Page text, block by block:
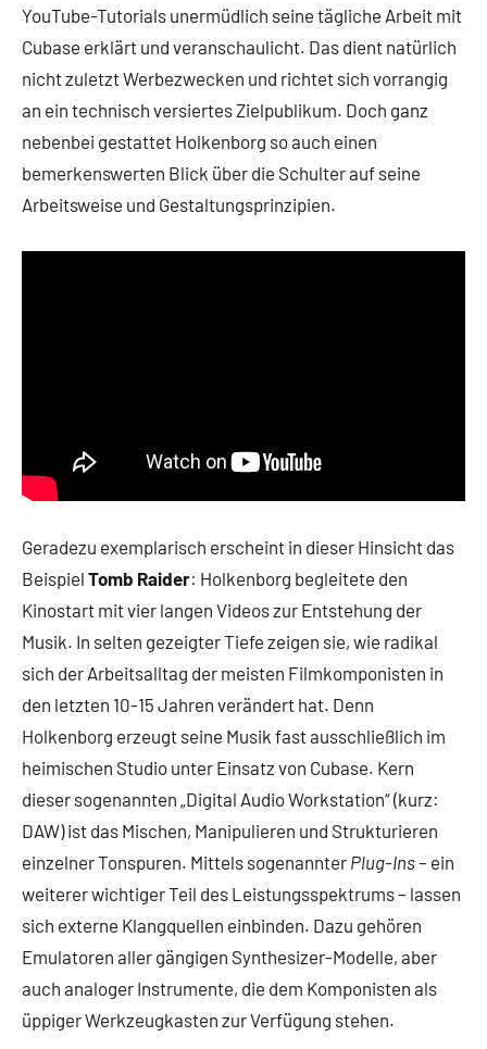
YouTube-Tutorials unermüdlich seine tägliche Arbeit mit
Cubase erklärt und veranschaulicht. Das dient natürlich
nicht zuletzt Werbezwecken und richtet sich vorrangig
an ein technisch versiertes Zielpublikum. Doch ganz
nebenbei gestattet Holkenborg so auch einen
bemerkenswerten Blick über die Schulter auf seine
Arbeitsweise und Gestaltungsprinzipien.
Geradezu exemplarisch erscheint in dieser Hinsicht das
Beispiel Tomb Raider: Holkenborg begleitete den
Kinostart mit vier langen Videos zur Entstehung der
Musik. In selten gezeigter Tiefe zeigen sie, wie radikal
sich der Arbeitsalltag der meisten Filmkomponisten in
den letzten 10-15 Jahren verändert hat. Denn
Holkenborg erzeugt seine Musik fast ausschließlich im
heimischen Studio unter Einsatz von Cubase. Kern
dieser sogenannten „Digital Audio Workstation“ (kurz:
DAW) ist das Mischen, Manipulieren und Strukturieren
einzelner Tonspuren. Mittels sogenannter Plug-Ins– ein
weiterer wichtiger Teil des Leistungsspektrums – lassen
sich externe Klangquellen einbinden. Dazu gehören
Emulatoren aller gängigen Synthesizer-Modelle, aber
auch analoger Instrumente, die dem Komponisten als
üppiger Werkzeugkasten zur Verfügung stehen.